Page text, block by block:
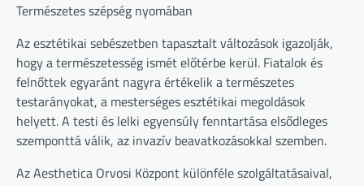
Természetes szépség nyomában
Az esztétikai sebészetben tapasztalt változások igazolják,
hogy a természetesség ismét előtérbe kerül. Fiatalok és
felnőttek egyaránt nagyra értékelik a természetes
testarányokat, a mesterséges esztétikai megoldások
helyett. A testi és lelki egyensúly fenntartása elsődleges
szemponttá válik, az invazív beavatkozásokkal szemben.
Az Aesthetica Orvosi Központ különféle szolgáltatásaival,